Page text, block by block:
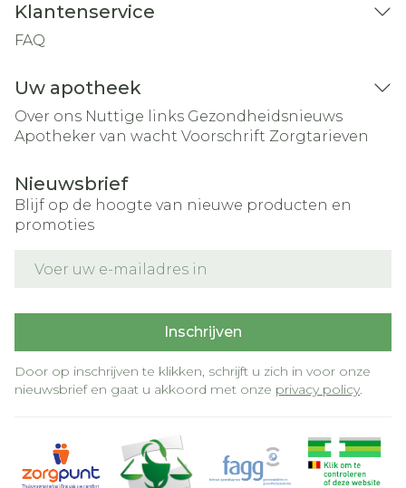
Klantenservice
FAQ
Uw apotheek
Over ons Nuttige links Gezondheidsnieuws
Apotheker van wacht Voorschrift Zorgtarieven
Nieuwsbrief
Blijf op de hoogte van nieuwe producten en
promoties
Inschrijven
Door op inschrijven te klikken, schrijft u zich in voor onze
nieuwsbrief en gaat u akkoord met onze privacy policy.